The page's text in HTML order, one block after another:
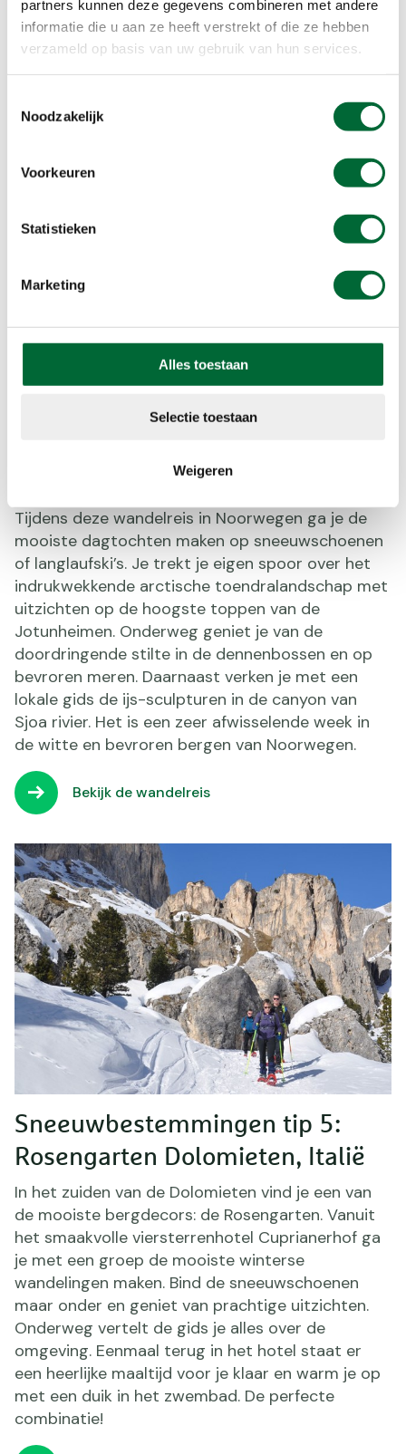
partners kunnen deze gegevens combineren met andere
informatie die u aan ze heeft verstrekt of die ze hebben
verzameld op basis van uw gebruik van hun services.
Noodzakelijk
Voorkeuren
Statistieken
Marketing
Alles toestaan
Selectie toestaan
Weigeren
te zwaar. Zo kan iedereen genieten van een
rustige sneeuwwandelweek.
Jotunheimen, Noorwegen
Tijdens deze wandelreis in Noorwegen ga je de
mooiste dagtochten maken op sneeuwschoenen
of langlaufski’s. Je trekt je eigen spoor over het
indrukwekkende arctische toendralandschap met
uitzichten op de hoogste toppen van de
Jotunheimen. Onderweg geniet je van de
doordringende stilte in de dennenbossen en op
bevroren meren. Daarnaast verken je met een
lokale gids de ijs-sculpturen in de canyon van
Sjoa rivier. Het is een zeer afwisselende week in
de witte en bevroren bergen van Noorwegen.
Bekijk de wandelreis
Sneeuwbestemmingen tip 5:
Rosengarten Dolomieten, Italië
In het zuiden van de Dolomieten vind je een van
de mooiste bergdecors: de Rosengarten. Vanuit
het smaakvolle viersterrenhotel Cuprianerhof ga
je met een groep de mooiste winterse
wandelingen maken. Bind de sneeuwschoenen
maar onder en geniet van prachtige uitzichten.
Onderweg vertelt de gids je alles over de
omgeving. Eenmaal terug in het hotel staat er
een heerlijke maaltijd voor je klaar en warm je op
met een duik in het zwembad. De perfecte
combinatie!